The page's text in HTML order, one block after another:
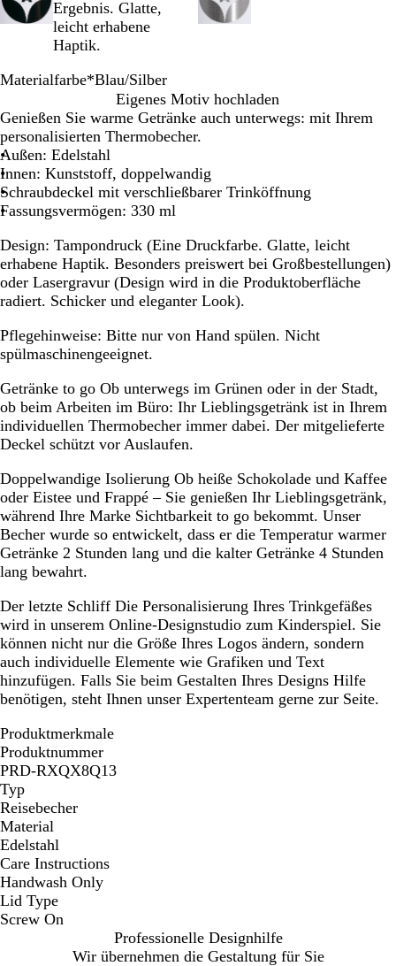
Ergebnis. Glatte,
leicht erhabene
Haptik.
Materialfarbe*Blau/Silber
l
a
u
/
S
i
b
e
r
c
h
w
a
r
z
S
i
l
b
r
e
l
l
g
r
ü
/
S
i
l
e
r
o
t
/
S
i
l
e
r
Eigenes Motiv hochladen
Genießen Sie warme Getränke auch unterwegs: mit Ihrem
personalisierten Thermobecher.
Außen: Edelstahl
Innen: Kunststoff, doppelwandig
Schraubdeckel mit verschließbarer Trinköffnung
Fassungsvermögen: 330 ml
Design: Tampondruck (Eine Druckfarbe. Glatte, leicht
erhabene Haptik. Besonders preiswert bei Großbestellungen)
oder Lasergravur (Design wird in die Produktoberfläche
radiert. Schicker und eleganter Look).
Pflegehinweise: Bitte nur von Hand spülen. Nicht
spülmaschinengeeignet.
Getränke to go Ob unterwegs im Grünen oder in der Stadt,
ob beim Arbeiten im Büro: Ihr Lieblingsgetränk ist in Ihrem
individuellen Thermobecher immer dabei. Der mitgelieferte
Deckel schützt vor Auslaufen.
Doppelwandige Isolierung Ob heiße Schokolade und Kaffee
oder Eistee und Frappé – Sie genießen Ihr Lieblingsgetränk,
während Ihre Marke Sichtbarkeit to go bekommt. Unser
Becher wurde so entwickelt, dass er die Temperatur warmer
Getränke 2 Stunden lang und die kalter Getränke 4 Stunden
lang bewahrt.
Der letzte Schliff Die Personalisierung Ihres Trinkgefäßes
wird in unserem Online-Designstudio zum Kinderspiel. Sie
können nicht nur die Größe Ihres Logos ändern, sondern
auch individuelle Elemente wie Grafiken und Text
hinzufügen. Falls Sie beim Gestalten Ihres Designs Hilfe
benötigen, steht Ihnen unser Expertenteam gerne zur Seite.
Produktmerkmale
Produktnummer
PRD-RXQX8Q13
Typ
Reisebecher
Material
Edelstahl
Care Instructions
Handwash Only
Lid Type
Screw On
Professionelle Designhilfe
Wir übernehmen die Gestaltung für Sie